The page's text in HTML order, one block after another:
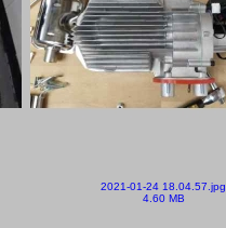
2021-01-24 18.04.57.jpg
4.60 MB